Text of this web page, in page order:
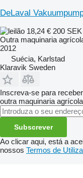
DeLaval
18,24 € 200 SEK
Outra maquinaria
2012
Suécia, Karlstad
Klaravik Sweden
Inscreva-se para
outra maquinaria agrícola
Subscrever
Ao clicar aqui, está a
nossos Termos de